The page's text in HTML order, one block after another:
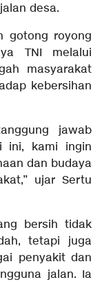
desa.
gotong royong
TNI melalui
masyarakat
kebersihan
jawab
ini, kami ingin
dan budaya
ujar Sertu
bersih tidak
tetapi juga
penyakit dan
jalan. Ia